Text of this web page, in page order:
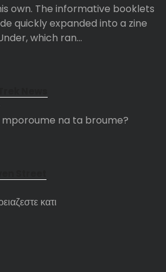
own. The informative booklets
quickly expanded into a zine
which ran…
na ta broume?
κατι